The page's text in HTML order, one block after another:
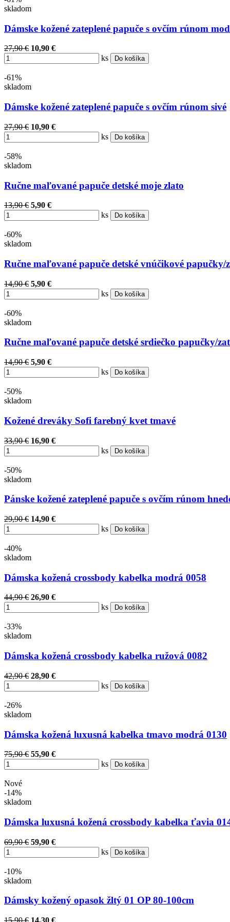
skladom
Dámske kožené zateplené papuče s ovčím rúnom
27,90 € 10,90 €
ks
Do košíka
-61%
skladom
Dámske kožené zateplené papuče s ovčím rúnom sivé
27,90 € 10,90 €
ks
Do košíka
-58%
skladom
Ručne maľované papuče detské moje zlato
13,90 € 5,90 €
ks
Do košíka
-60%
skladom
Ručne maľované papuče detské vnúčikové papučky/
14,90 € 5,90 €
ks
Do košíka
-60%
skladom
Ručne maľované papuče detské srdiečko papučky/
14,90 € 5,90 €
ks
Do košíka
-50%
skladom
Kožené dreváky Sofi farebný kvet tmavé
33,90 € 16,90 €
ks
Do košíka
-50%
skladom
Pánske kožené zateplené papuče s ovčím rúnom
29,90 € 14,90 €
ks
Do košíka
-40%
skladom
Dámska kožená crossbody kabelka modrá 0058
44,90 € 26,90 €
ks
Do košíka
-33%
skladom
Dámska kožená crossbody kabelka ružová 0082
42,90 € 28,90 €
ks
Do košíka
-26%
skladom
Dámska kožená luxusná kabelka tmavo modrá 0130
75,90 € 55,90 €
ks
Do košíka
Nové
-14%
skladom
Dámska luxusná kožená crossbody kabelka ťavia
69,90 € 59,90 €
ks
Do košíka
-10%
skladom
Dámsky kožený opasok žltý 01 OP 80-100cm